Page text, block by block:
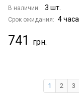
В наличии: 3 шт.
Срок ожидания: 4 часа
741
1 2 3